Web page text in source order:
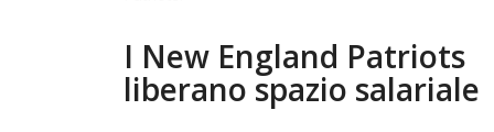
I New England Patriots
liberano spazio salariale